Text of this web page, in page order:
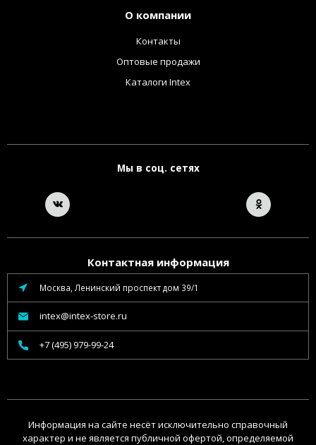
О компании
Контакты
Оптовые продажи
Каталоги Intex
Мы в соц. сетях
Контактная информация
Москва, Ленинский проспект дом 39/1
intex@intex-store.ru
+7 (495) 979-99-24
Информация на сайте несёт исключительно справочный
характер и не является публичной офертой, определяемой